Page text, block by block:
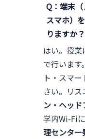
Q：端末（
スマホ）
りますか？
はい。授
で行います
ト・スマ
さい。リ
ン・ヘッド
学内Wi-Fi
理センター